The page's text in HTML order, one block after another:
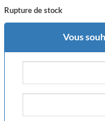
Rupture de stock
Vous